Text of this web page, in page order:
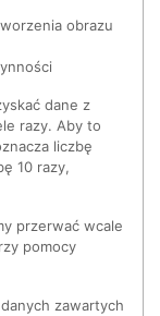
obrazu
dane z
razy. Aby to
liczbę
10 razy,
przerwać wcale
pomocy
zawartych